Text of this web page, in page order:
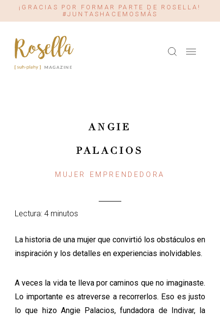
¡GRACIAS POR FORMAR PARTE DE ROSELLA!
#JUNTASHACEMOSMÁS
ANGIE
PALACIOS
MUJER EMPRENDEDORA
Lectura: 4 minutos
La historia de una mujer que convirtió los obstáculos en
inspiración y los detalles en experiencias inolvidables.
A veces la vida te lleva por caminos que no imaginaste.
Lo importante es atreverse a recorrerlos. Eso es justo
lo que hizo Angie Palacios, fundadora de Indivar, la